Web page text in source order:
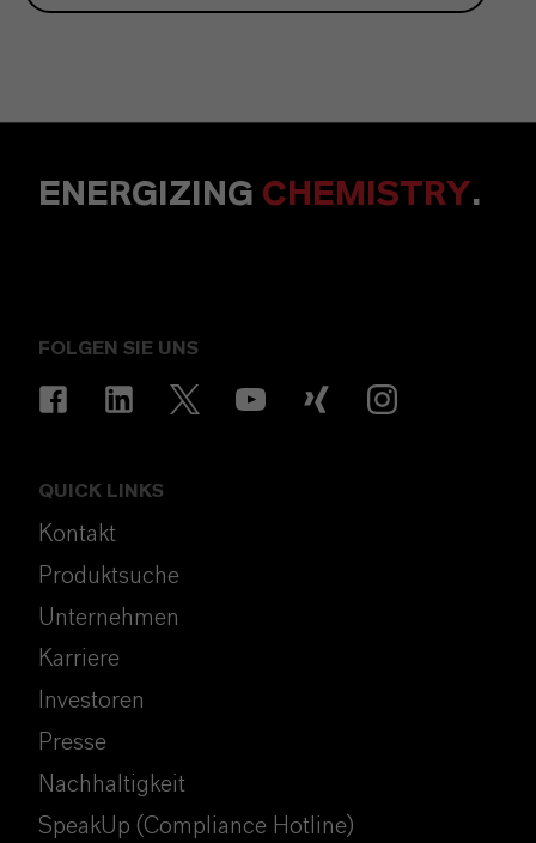
ENERGIZING CHEMISTRY.
FOLGEN SIE UNS
QUICK LINKS
Kontakt
Produktsuche
Unternehmen
Karriere
Investoren
Presse
Nachhaltigkeit
SpeakUp (Compliance Hotline)